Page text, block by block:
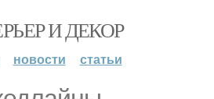
И ДЕКОР
новости статьи